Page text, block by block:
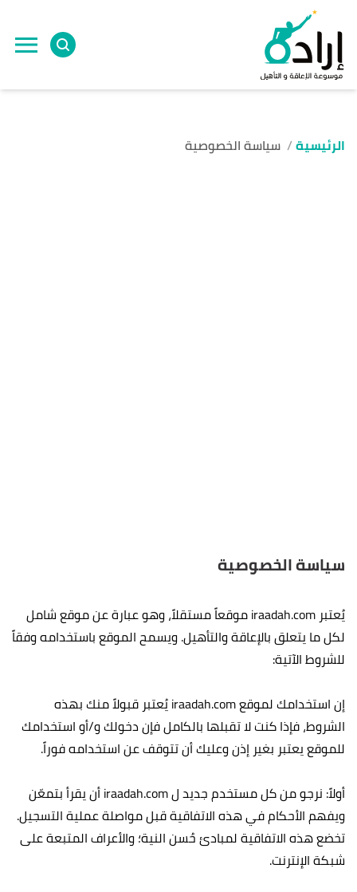
الرئيسية سياسة الخصوصية
سياسة الخصوصية
يُعتبر iraadah.com موقعاً مستقلاً، وهو عبارة عن موقع شامل
لكل ما يتعلق بالإعاقة والتأهيل. ويسمح الموقع باستخدامه وفقاً
للشروط الآتية:
إن استخدامك لموقع iraadah.com يُعتبر قبولاً منك بهذه
الشروط، فإذا كنت لا تقبلها بالكامل فإن دخولك و/أو استخدامك
للموقع يعتبر بغير إذن وعليك أن تتوقف عن استخدامه فوراً.
أولاً: نرجو من كل مستخدم جديد ل iraadah.com أن يقرأ بتمعّن
ويفهم الأحكام في هذه الاتفاقية قبل مواصلة عملية التسجيل.
تخضع هذه الاتفاقية لمبادئ حُسن النية؛ والأعراف المتبعة على
شبكة الإنترنت.‏